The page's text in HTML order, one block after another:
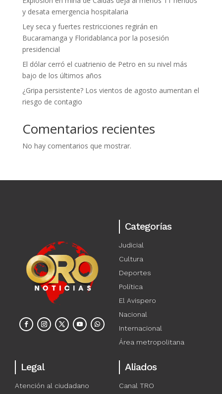
y desata emergencia hospitalaria
Ley seca y fuertes restricciones regirán en
Bucaramanga y Floridablanca por la posesión
presidencial
El dólar cerró el cuatrienio de Petro en su nivel más
bajo de los últimos años
¿Gripa persistente? Los vientos de agosto aumentan el
riesgo de contagio
Comentarios recientes
No hay comentarios que mostrar.
Categorías
Judicial
Cultura
Deportes
Política
El Avispero
Nacional
Internacional
Área metropolitana
Legal
Atención al ciudadano
Aliados
Canal TRO